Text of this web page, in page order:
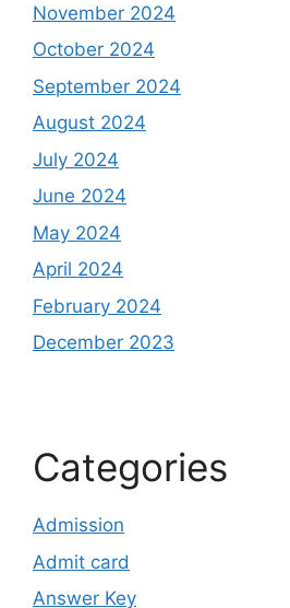
November 2024
October 2024
September 2024
August 2024
July 2024
June 2024
May 2024
April 2024
February 2024
December 2023
Categories
Admission
Admit card
Answer Key